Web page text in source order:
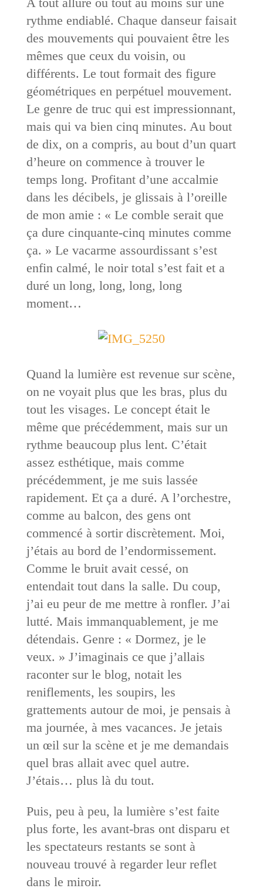
rythme endiablé. Chaque danseur faisait
des mouvements qui pouvaient être les
mêmes que ceux du voisin, ou
différents. Le tout formait des figure
géométriques en perpétuel mouvement.
Le genre de truc qui est impressionnant,
mais qui va bien cinq minutes. Au bout
de dix, on a compris, au bout d’un quart
d’heure on commence à trouver le
temps long. Profitant d’une accalmie
dans les décibels, je glissais à l’oreille
de mon amie : « Le comble serait que
ça dure cinquante-cinq minutes comme
ça. » Le vacarme assourdissant s’est
enfin calmé, le noir total s’est fait et a
duré un long, long, long, long
moment…
Quand la lumière est revenue sur scène,
on ne voyait plus que les bras, plus du
tout les visages. Le concept était le
même que précédemment, mais sur un
rythme beaucoup plus lent. C’était
assez esthétique, mais comme
précédemment, je me suis lassée
rapidement. Et ça a duré. A l’orchestre,
comme au balcon, des gens ont
commencé à sortir discrètement. Moi,
j’étais au bord de l’endormissement.
Comme le bruit avait cessé, on
entendait tout dans la salle. Du coup,
j’ai eu peur de me mettre à ronfler. J’ai
lutté. Mais immanquablement, je me
détendais. Genre : « Dormez, je le
veux. » J’imaginais ce que j’allais
raconter sur le blog, notait les
reniflements, les soupirs, les
grattements autour de moi, je pensais à
ma journée, à mes vacances. Je jetais
un œil sur la scène et je me demandais
quel bras allait avec quel autre.
J’étais… plus là du tout.
Puis, peu à peu, la lumière s’est faite
plus forte, les avant-bras ont disparu et
les spectateurs restants se sont à
nouveau trouvé à regarder leur reflet
dans le miroir.